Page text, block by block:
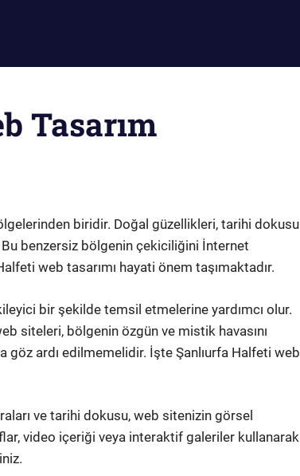
Tasarım
biridir. Doğal güzellikleri, tarihi dokusu
benzersiz bölgenin çekiciliğini İnternet
web tasarımı hayati önem taşımaktadır.
bir şekilde temsil etmelerine yardımcı olur.
siteleri, bölgenin özgün ve mistik havasını
göz ardı edilmemelidir. İşte Şanlıurfa Halfeti web
ve tarihi dokusu, web sitenizin görsel
video içeriği veya interaktif galeriler kullanarak